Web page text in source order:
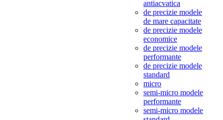
antiacvatica
de precizie modele
de mare capacitate
de precizie modele
economice
de precizie modele
performante
de precizie modele
standard
micro
semi-micro modele
performante
semi-micro modele